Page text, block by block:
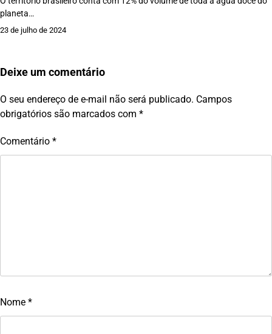
planeta…
23 de julho de 2024
Deixe um comentário
O seu endereço de e-mail não será publicado. Campos
obrigatórios são marcados com *
Comentário *
Nome *